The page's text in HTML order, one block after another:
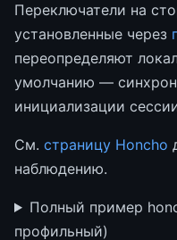
Переключатели на
установленные через
переопределяют
умолчанию —
инициализации
См. страницу Honcho
наблюдению.
Полный пример
профильный)